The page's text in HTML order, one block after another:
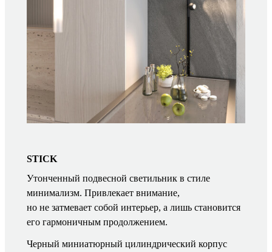
STICK
Утонченный подвесной светильник в стиле
минимализм. Привлекает внимание,
но не затмевает собой интерьер, а лишь становится
его гармоничным продолжением.
Черный миниатюрный цилиндрический корпус